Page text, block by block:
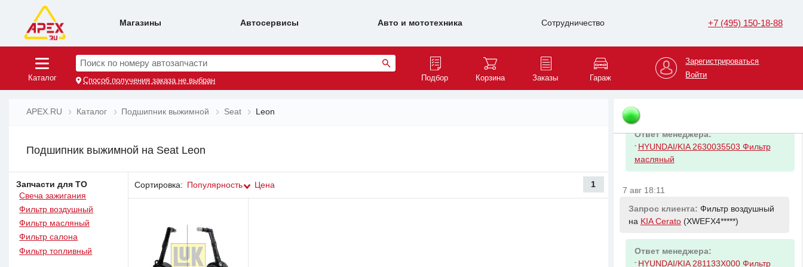
Магазины Автосервисы Авто и мототехника Сотрудничество +7 (495) 150-18-88
Каталог
Поиск по номеру автозапчасти
Способ получения заказа не выбран Подбор Корзина Заказы Гараж
Зарегистрироваться
Войти
APEX.RU Каталог Подшипник выжимной Seat Leon
Подшипник выжимной на Seat Leon
Запчасти для ТО
Свеча зажигания
Фильтр воздушный
Фильтр масляный
Фильтр салона
Фильтр топливный
Сортировка: Популярность Цена 1
NISSAN KLF5000001 Жидкость ГУР
7 авг 18:10
Запрос клиента:Фильтр масляный
Ответ менеджера:
- HYUNDAI/KIA 2630035503 Фильтр
масляный
7 авг 18:11
Запрос клиента: Фильтр воздушный
на KIA Cerato(XWEFX4*****)
Ответ менеджера:
- HYUNDAI/KIA 281133X000 Фильтр